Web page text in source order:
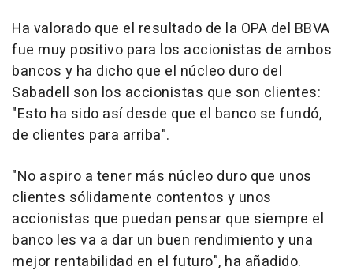
Ha valorado que el resultado de la OPA del BBVA
fue muy positivo para los accionistas de ambos
bancos y ha dicho que el núcleo duro del
Sabadell son los accionistas que son clientes:
"Esto ha sido así desde que el banco se fundó,
de clientes para arriba".
"No aspiro a tener más núcleo duro que unos
clientes sólidamente contentos y unos
accionistas que puedan pensar que siempre el
banco les va a dar un buen rendimiento y una
mejor rentabilidad en el futuro", ha añadido.